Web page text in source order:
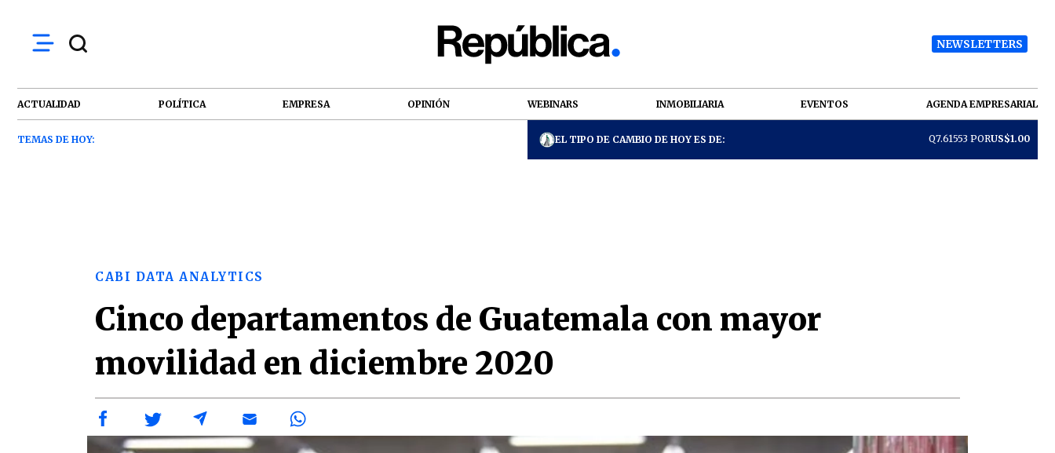
NEWSLETTERS
ACTUALIDAD POLÍTICA EMPRESA OPINIÓN WEBINARS INMOBILIARIA EVENTOS AGENDA EMPRESARIAL
TEMAS DE HOY: EL TIPO DE CAMBIO DE HOY ES DE: Q7.61553 PORUS$1.00
CABI DATA ANALYTICS
Cinco departamentos de Guatemala con mayor
movilidad en diciembre 2020